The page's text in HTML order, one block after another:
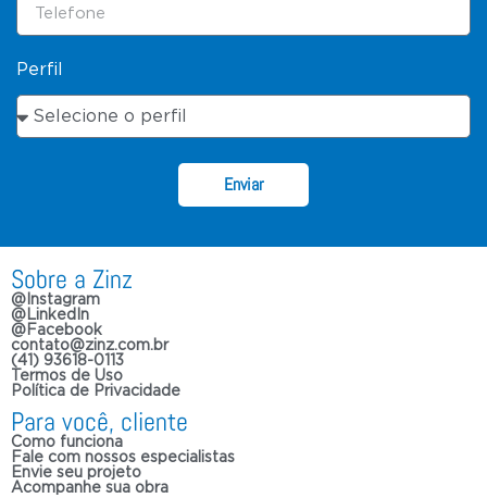
Perfil
Enviar
Sobre a Zinz
@Instagram
@LinkedIn
@Facebook
contato@zinz.com.br
(41) 93618-0113
Termos de Uso
Política de Privacidade
Para você, cliente
Como funciona
Fale com nossos especialistas
Envie seu projeto
Acompanhe sua obra